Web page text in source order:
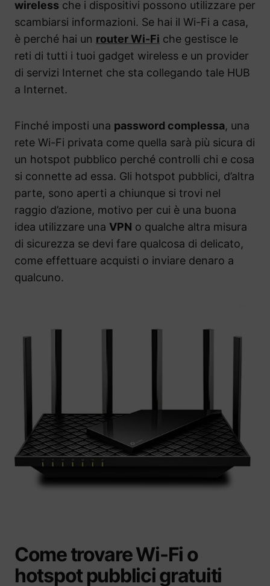
wireless che i dispositivi possono utilizzare per
scambiarsi informazioni. Se hai il Wi-Fi a casa,
è perché hai un router Wi-Fi che gestisce le
reti di tutti i tuoi gadget wireless e un provider
di servizi Internet che sta collegando tale HUB
a Internet.
Finché imposti una password complessa, una
rete Wi-Fi privata come quella sarà più sicura di
un hotspot pubblico perché controlli chi e cosa
si connette ad essa. Gli hotspot pubblici, d’altra
parte, sono aperti a chiunque si trovi nel
raggio d’azione, motivo per cui è una buona
idea utilizzare una VPN o qualche altra misura
di sicurezza se devi fare qualcosa di delicato,
come effettuare acquisti o inviare denaro a
qualcuno.
Come trovare Wi-Fi o
hotspot pubblici gratuiti